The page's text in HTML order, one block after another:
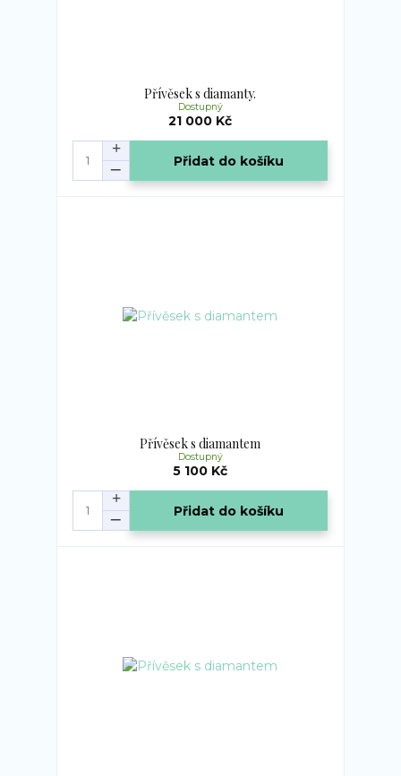
Přívěsek s diamanty.
21 000 Kč
Dostupný
Přidat do košíku
Přívěsek s diamantem
5 100 Kč
Dostupný
Přidat do košíku